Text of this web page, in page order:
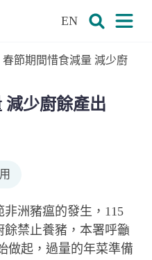
EN
春節期間惜食減量 減少廚
減少廚餘產出
洲豬瘟的發生，115
禁止養豬，本署呼籲
做起，過量的年菜準備